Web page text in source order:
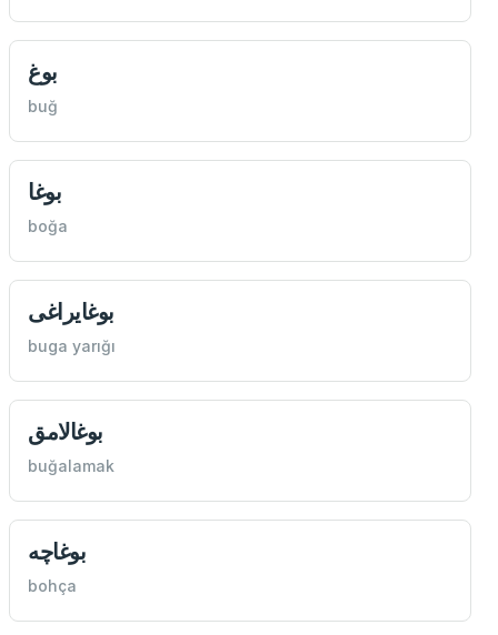
بوغ
buğ
بوغا
boğa
بوغایراغی
buga yarığı
بوغالامق
buğalamak
بوغاچه
bohça